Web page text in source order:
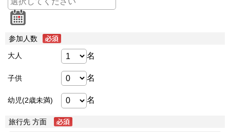
参加人数
大人 名
子供 名
幼児(2歳未満) 名
旅行先 方面